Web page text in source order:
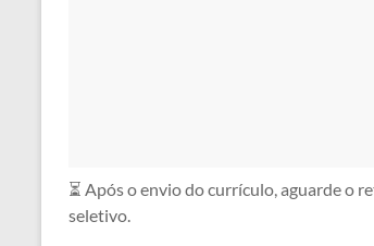
⏳ Após o envio do currículo, aguarde o
seletivo.